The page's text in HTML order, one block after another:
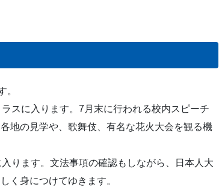
。
スに入ります。7月末に行われる校内スピーチ
地の見学や、歌舞伎、有名な花火大会を観る機
ります。文法事項の確認もしながら、日本人大
く身につけてゆきます。